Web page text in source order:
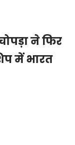
ने फिर
में भारत